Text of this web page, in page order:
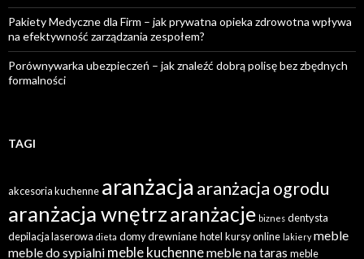
Pakiety Medyczne dla Firm – jak prywatna opieka zdrowotna wpływa
na efektywność zarządzania zespołem?
Porównywarka ubezpieczeń – jak znaleźć dobrą polisę bez zbędnych
formalności
TAGI
akcesoria kuchenne aranżacja aranżacja ogrodu
aranżacja wnętrzaranżacje biznes dentysta
depilacja laserowa dieta domy drewnianehotel kursy online lakiery meble
meble do sypialni meble kuchennemeble na taras meble